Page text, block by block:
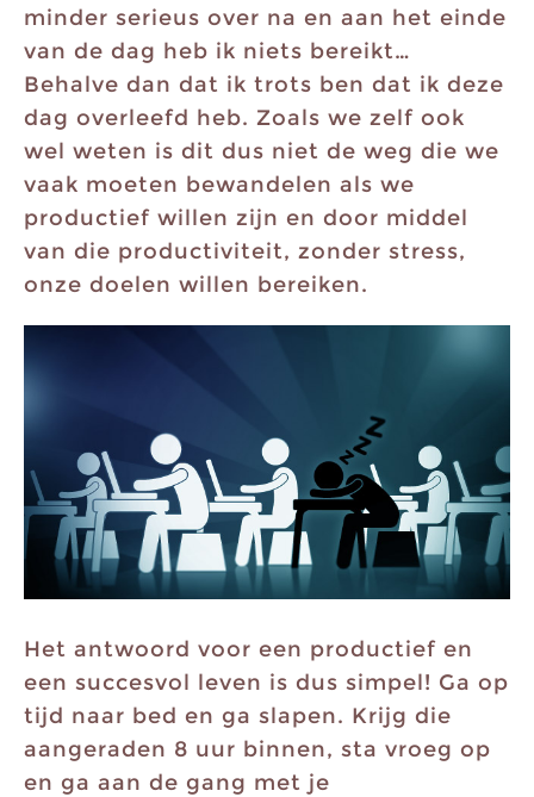
minder serieus over na en aan het einde
van de dag heb ik niets bereikt…
Behalve dan dat ik trots ben dat ik deze
dag overleefd heb. Zoals we zelf ook
wel weten is dit dus niet de weg die we
vaak moeten bewandelen als we
productief willen zijn en door middel
van die productiviteit, zonder stress,
onze doelen willen bereiken.
Het antwoord voor een productief en
een succesvol leven is dus simpel! Ga op
tijd naar bed en ga slapen. Krijg die
aangeraden 8 uur binnen, sta vroeg op
en ga aan de gang met je